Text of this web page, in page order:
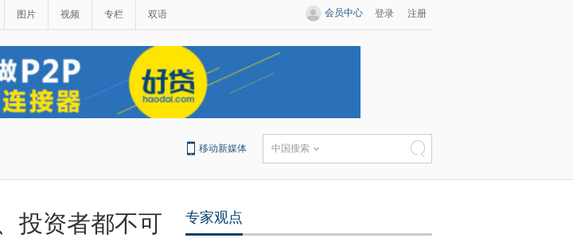
图片 视频 专栏 双语 会员中心 登录 注册
移动新媒体 中国搜索
投资者都不可
专家观点